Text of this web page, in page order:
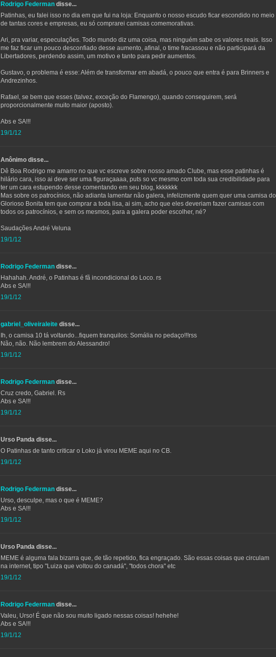
Rodrigo Federman disse...
Patinhas, eu falei isso no dia em que fui na loja: Enquanto o nosso escudo ficar escondido no meio
de tantas cores e empresas, eu só comprarei camisas comemorativas.
Ari, pra variar, especulações. Todo mundo diz uma coisa, mas ninguém sabe os valores reais. Isso
me faz ficar um pouco desconfiado desse aumento, afinal, o time fracassou e não participará da
Libertadores, perdendo assim, um motivo e tanto para pedir aumentos.
Gustavo, o problema é esse: Além de transformar em abadá, o pouco que entra é para Brinners e
Andrezinhos.
Rafael, se bem que esses (talvez, exceção do Flamengo), quando conseguirem, será
proporcionalmente muito maior (aposto).
Abs e SA!!!
19/1/12
Anônimo disse...
Dê Boa Rodrigo me amarro no que vc escreve sobre nosso amado Clube, mas esse patinhas é
hilário cara, isso ai deve ser uma figuraçaaaa, puts so vc mesmo com toda sua credibilidade para
ter um cara estupendo desse comentando em seu blog, kkkkkkk
Mas sobre os patrocínios, não adianta lamentar não galera, infelizmente quem quer uma camisa do
Glorioso Bonita tem que comprar a toda lisa, ai sim, acho que eles deveriam fazer camisas com
todos os patrocínios, e sem os mesmos, para a galera poder escolher, né?
Saudações André Veluna
19/1/12
Rodrigo Federman disse...
Hahahah. André, o Patinhas é fã incondicional do Loco. rs
Abs e SA!!!
19/1/12
gabriel_oliveiraleite disse...
Ih, o camisa 10 tá voltando...fiquem tranquilos: Somália no pedaço!!!rss
Não, não. Não lembrem do Alessandro!
19/1/12
Rodrigo Federman disse...
Cruz credo, Gabriel. Rs
Abs e SA!!!
19/1/12
Urso Panda disse...
O Patinhas de tanto criticar o Loko já virou MEME aqui no CB.
19/1/12
Rodrigo Federman disse...
Urso, desculpe, mas o que é MEME?
Abs e SA!!!
19/1/12
Urso Panda disse...
MEME é alguma fala bizarra que, de tão repetido, fica engraçado. São essas coisas que circulam
na internet, tipo "Luiza que voltou do canadá", "todos chora" etc
19/1/12
Rodrigo Federman disse...
Valeu, Urso! É que não sou muito ligado nessas coisas! hehehe!
Abs e SA!!!
19/1/12